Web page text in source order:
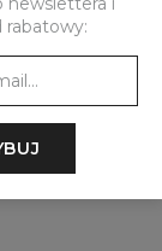
rabatowy: